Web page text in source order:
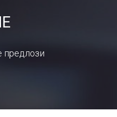
предлози